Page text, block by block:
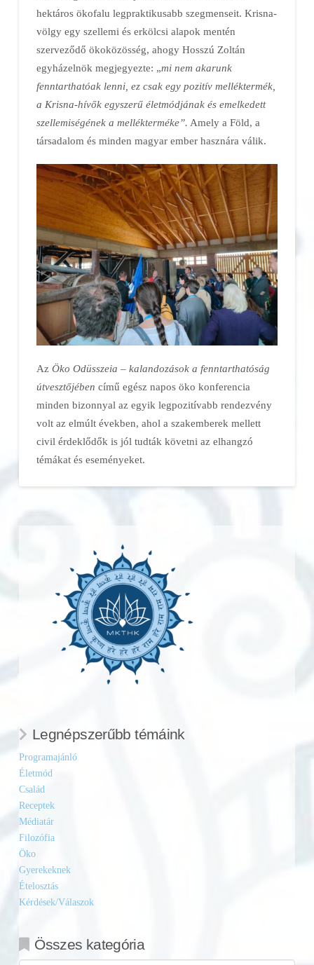
hektáros ökofalu legpraktikusabb szegmenseit. Krisna-
völgy egy szellemi és erkölcsi alapok mentén
szerveződő ökoközösség, ahogy Hosszú Zoltán
egyházelnök megjegyezte: „mi nem akarunk
fenntarthatóak lenni, ez csak egy pozitív melléktermék,
a Krisna-hívők egyszerű életmódjának és emelkedett
szellemiségének a mellékterméke”. Amely a Föld, a
társadalom és minden magyar ember hasznára válik.
Az Öko Odüsszeia – kalandozások a fenntarthatóság
útvesztőjében című egész napos öko konferencia
minden bizonnyal az egyik legpozitívabb rendezvény
volt az elmúlt években, ahol a szakemberek mellett
civil érdeklődők is jól tudták követni az elhangzó
témákat és eseményeket.
Legnépszerűbb témáink
Programajánló
Életmód
Család
Receptek
Médiatár
Filozófia
Öko
Gyerekeknek
Ételosztás
Kérdések/Válaszok
Összes kategória